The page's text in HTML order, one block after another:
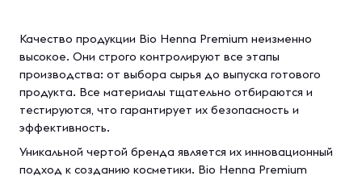
Качество продукции Bio Henna Premium неизменно
высокое. Они строго контролируют все этапы
производства: от выбора сырья до выпуска готового
продукта. Все материалы тщательно отбираются и
тестируются, что гарантирует их безопасность и
эффективность.
Уникальной чертой бренда является их инновационный
подход к созданию косметики. Bio Henna Premium